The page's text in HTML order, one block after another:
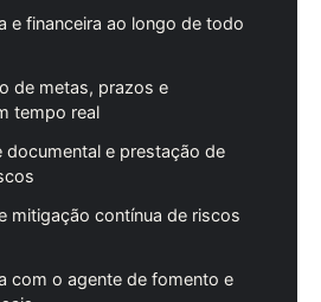
e financeira ao longo de todo
de metas, prazos e
tempo real
documental e prestação de
mitigação contínua de riscos
com o agente de fomento e